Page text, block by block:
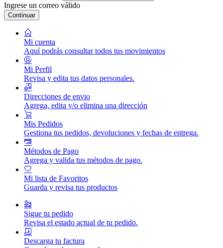
Ingrese un correo válido
Continuar
Mi cuenta
Aquí podrás consultar todos tus movimientos
Mi Perfil
Revisa y edita tus datos personales.
Direcciones de envio
Agrega, edita y/o elimina una dirección
Mis Pedidos
Gestiona tus pedidos, devoluciones y fechas de entrega.
Métodos de Pago
Agrega y valida tus métodos de pago.
Mi lista de Favoritos
Guarda y revisa tus productos
Sigue tu pedido
Revisa el estado actual de tu pedido.
Descarga tu factura